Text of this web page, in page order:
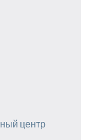
центр